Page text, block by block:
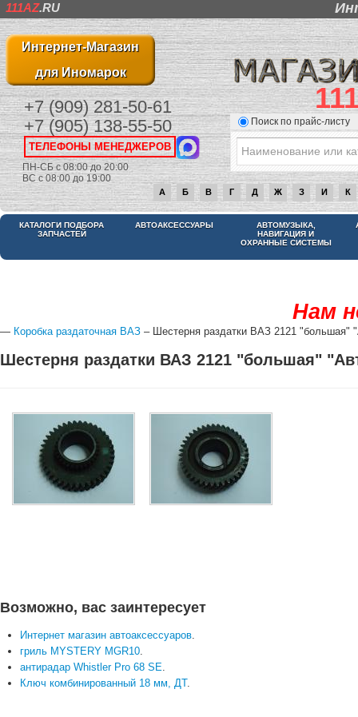
111AZ.RU
Интернет-Магазин
для Иномарок
+7 (909) 281-50-61
+7 (905) 138-55-50
ТЕЛЕФОНЫ МЕНЕДЖЕРОВ
ПН-СБ с 08:00 до 20:00
ВС с 08:00 до 19:00
Поиск по прайс-листу
А Б В Г Д Ж З И К
КАТАЛОГИ ПОДБОРА
ЗАПЧАСТЕЙ
АВТОАКСЕССУАРЫ
АВТОМУЗЫКА,
НАВИГАЦИЯ И
ОХРАННЫЕ СИСТЕМЫ
Нам
— Коробка раздаточная ВАЗ – Шестерня раздатки ВАЗ 2121 "большая"
Шестерня раздатки ВАЗ 2121 "большая"
Возможно, вас заинтересует
Интернет магазин автоаксессуаров.
гриль MYSTERY MGR10.
антирадар Whistler Pro 68 SE.
Ключ комбинированный 18 мм, ДТ.